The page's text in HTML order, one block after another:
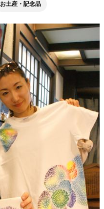
お土産・記念品